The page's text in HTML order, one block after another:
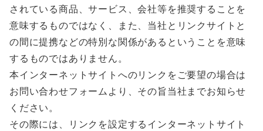
されている商品、サービス、会社等を推奨することを
意味するものではなく、また、当社とリンクサイトと
の間に提携などの特別な関係があるということを意味
するものではありません。
本インターネットサイトへのリンクをご要望の場合は
お問い合わせフォームより、その旨当社までお知らせ
ください。
その際には、リンクを設定するインターネットサイト